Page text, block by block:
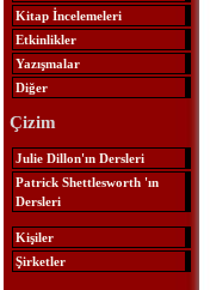
Kitap İncelemeleri
Etkinlikler
Yazışmalar
Diğer
Çizim
Julie Dillon'ın Dersleri
Patrick Shettlesworth 'ın
Dersleri
Kişiler
Şirketler